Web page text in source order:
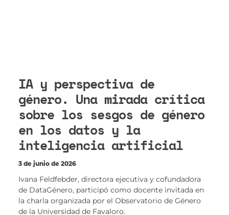
IA y perspectiva de
género. Una mirada crítica
sobre los sesgos de género
en los datos y la
inteligencia artificial
3 de junio de 2026
Ivana Feldfebder, directora ejecutiva y cofundadora
de DataGénero, participó como docente invitada en
la charla organizada por el Observatorio de Género
de la Universidad de Favaloro.